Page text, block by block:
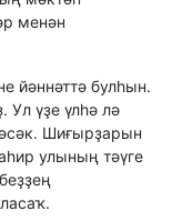
менән
йәннәттә булһын.
Ул үҙе үлһә лә
Шиғырҙарын
улының тәүге